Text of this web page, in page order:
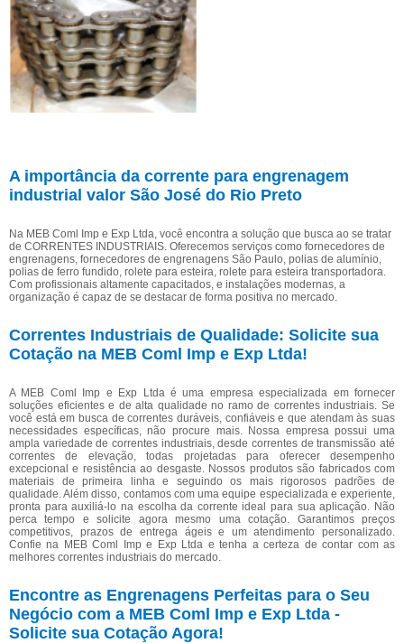
A importância da corrente para engrenagem
industrial valor São José do Rio Preto
Na MEB Coml Imp e Exp Ltda, você encontra a solução que busca ao se tratar
de CORRENTES INDUSTRIAIS. Oferecemos serviços como fornecedores de
engrenagens, fornecedores de engrenagens São Paulo, polias de alumínio,
polias de ferro fundido, rolete para esteira, rolete para esteira transportadora.
Com profissionais altamente capacitados, e instalações modernas, a
organização é capaz de se destacar de forma positiva no mercado.
Correntes Industriais de Qualidade: Solicite sua
Cotação na MEB Coml Imp e Exp Ltda!
A MEB Coml Imp e Exp Ltda é uma empresa especializada em fornecer
soluções eficientes e de alta qualidade no ramo de correntes industriais. Se
você está em busca de correntes duráveis, confiáveis e que atendam às suas
necessidades específicas, não procure mais. Nossa empresa possui uma
ampla variedade de correntes industriais, desde correntes de transmissão até
correntes de elevação, todas projetadas para oferecer desempenho
excepcional e resistência ao desgaste. Nossos produtos são fabricados com
materiais de primeira linha e seguindo os mais rigorosos padrões de
qualidade. Além disso, contamos com uma equipe especializada e experiente,
pronta para auxiliá-lo na escolha da corrente ideal para sua aplicação. Não
perca tempo e solicite agora mesmo uma cotação. Garantimos preços
competitivos, prazos de entrega ágeis e um atendimento personalizado.
Confie na MEB Coml Imp e Exp Ltda e tenha a certeza de contar com as
melhores correntes industriais do mercado.
Encontre as Engrenagens Perfeitas para o Seu
Negócio com a MEB Coml Imp e Exp Ltda -
Solicite sua Cotação Agora!